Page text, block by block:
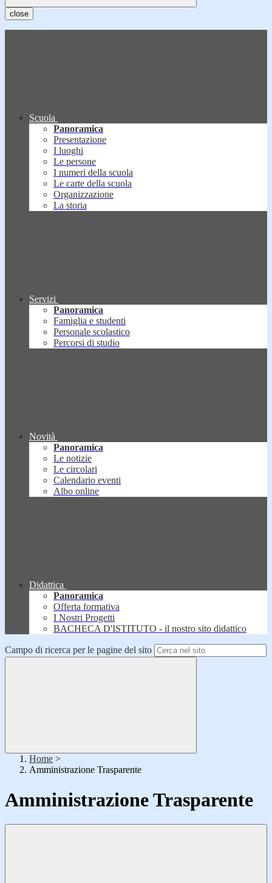
close
Scuola
Panoramica
Presentazione
I luoghi
Le persone
I numeri della scuola
Le carte della scuola
Organizzazione
La storia
Servizi
Panoramica
Famiglia e studenti
Personale scolastico
Percorsi di studio
Novità
Panoramica
Le notizie
Le circolari
Calendario eventi
Albo online
Didattica
Panoramica
Offerta formativa
I Nostri Progetti
BACHECA D'ISTITUTO - il nostro sito didattico
Campo di ricerca per le pagine del sito
Home >
Amministrazione Trasparente
Amministrazione Trasparente